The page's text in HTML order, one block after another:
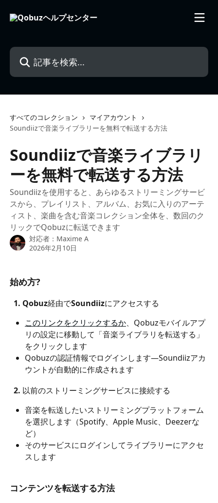
記事を検索...
すべてのコレクション
マイアカウント
Soundiizで音楽ライブラリーを無料で転送する方法
Soundiizで音楽ライブラリ
ーを無料で転送する方法
Soundiizを使用すると、あらゆるストリーミングサービ
スから、プレイリスト、アルバム、お気に入りのアーテ
ィスト、楽曲を含む音楽コレクション全体を、数回のク
リックでQobuzに転送できます
対応者： Maxime A
2026年2月10日
始め方?
  1. Qobuz経由でSoundiizにアクセスする
このリンクをクリックするか、Qobuzモバイルアプ
リの設定に移動して「音楽ライブラリを転送する」
をクリックします
Qobuzの認証情報でログインします—Soundiizアカ
ウントが自動的に作成されます
  2. 以前のストリーミングサービスに接続する
音楽を転送したいストリーミングプラットフォーム
を選択します（Spotify、Apple Music、Deezerな
ど）
そのサービスにログインしてライブラリーにアクセ
スします
コンテンツを転送する方法